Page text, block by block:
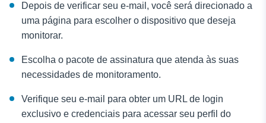
Depois de verificar seu e-mail, você será direcionado a
uma página para escolher o dispositivo que deseja
monitorar.
Escolha o pacote de assinatura que atenda às suas
necessidades de monitoramento.
Verifique seu e-mail para obter um URL de login
exclusivo e credenciais para acessar seu perfil do